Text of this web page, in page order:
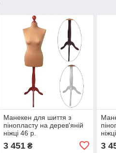
Манекен для шиття з
пінопласту на дерев'яній
ніжці 46 р.
3 451₴ 3